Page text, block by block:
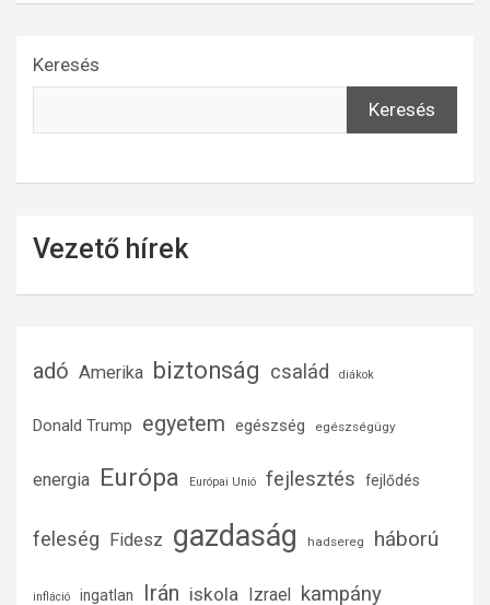
Keresés
Keresés
Vezető hírek
adó Amerika biztonság család diákok
Donald Trump egyetem egészség egészségügy
energia Európa Európai Unió fejlesztés fejlődés
feleség Fidesz gazdaság hadsereg háború
infláció ingatlan Irán iskola Izrael kampány